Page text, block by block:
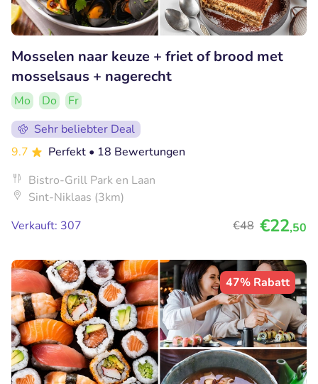
Mosselen naar keuze + friet of brood met
mosselsaus + nagerecht
Mo Do
Fr
Sehr beliebter Deal
9.7
Perfekt • 18 Bewertungen
Bistro-Grill Park en Laan
Sint-Niklaas (3km)
Verkauft: 307
€48 €22,50
47% Rabatt